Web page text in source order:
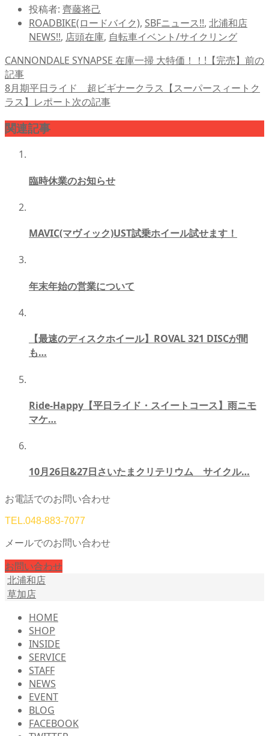
投稿者: 齊藤将己
ROADBIKE(ロードバイク), SBFニュース!!, 北浦和店
NEWS!!, 店頭在庫, 自転車イベント/サイクリング
CANNONDALE SYNAPSE 在庫一掃 大特価！！!【完売】 前の
記事
8月期平日ライド 超ビギナークラス【スーパースィートク
ラス】レポート 次の記事
関連記事
臨時休業のお知らせ
MAVIC(マヴィック)UST試乗ホイール試せます！
年末年始の営業について
【最速のディスクホイール】ROVAL 321 DISCが間
も…
Ride-Happy【平日ライド・スイートコース】雨ニモ
マケ…
10月26日&27日さいたまクリテリウム サイクル…
お電話でのお問い合わせ
TEL.048-883-7077
メールでのお問い合わせ
お問い合わせ
北浦和店
草加店
HOME
SHOP
INSIDE
SERVICE
STAFF
NEWS
EVENT
BLOG
FACEBOOK